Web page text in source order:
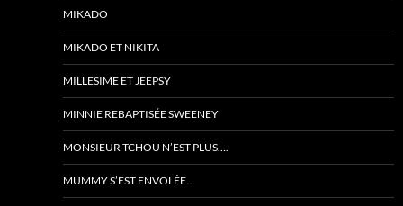
MIKADO
MIKADO ET NIKITA
MILLESIME ET JEEPSY
MINNIE REBAPTISÉE SWEENEY
MONSIEUR TCHOU N’EST PLUS….
MUMMY S’EST ENVOLÉE…